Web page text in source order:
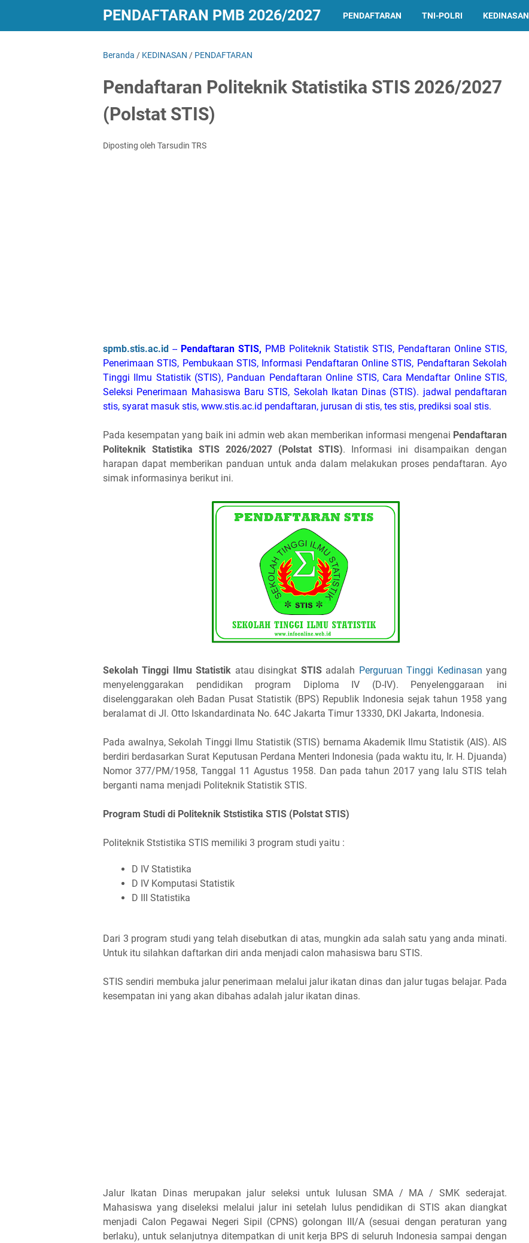
PENDAFTARAN PMB 2026/2027 PENDAFTARAN TNI-POLRI KEDINASAN
Beranda / KEDINASAN / PENDAFTARAN
Pendaftaran Politeknik Statistika STIS 2026/2027
(Polstat STIS)
Diposting oleh Tarsudin TRS
spmb.stis.ac.id -- Pendaftaran STIS, PMB Politeknik Statistik STIS, Pendaftaran Online STIS,
Penerimaan STIS, Pembukaan STIS, Informasi Pendaftaran Online STIS, Pendaftaran Sekolah
Tinggi Ilmu Statistik (STIS), Panduan Pendaftaran Online STIS, Cara Mendaftar Online STIS,
Seleksi Penerimaan Mahasiswa Baru STIS, Sekolah Ikatan Dinas (STIS). jadwal pendaftaran
stis, syarat masuk stis, www.stis.ac.id pendaftaran, jurusan di stis, tes stis, prediksi soal stis.
Pada kesempatan yang baik ini admin web akan memberikan informasi mengenai Pendaftaran
Politeknik Statistika STIS 2026/2027 (Polstat STIS). Informasi ini disampaikan dengan
harapan dapat memberikan panduan untuk anda dalam melakukan proses pendaftaran. Ayo
simak informasinya berikut ini.
Sekolah Tinggi Ilmu Statistik atau disingkat STISadalah Perguruan Tinggi Kedinasan yang
menyelenggarakan pendidikan program Diploma IV (D-IV). Penyelenggaraan ini
diselenggarakan oleh Badan Pusat Statistik (BPS) Republik Indonesia sejak tahun 1958 yang
beralamat di Jl. Otto Iskandardinata No. 64C Jakarta Timur 13330, DKI Jakarta, Indonesia.
Pada awalnya, Sekolah Tinggi Ilmu Statistik (STIS) bernama Akademik Ilmu Statistik (AIS). AIS
berdiri berdasarkan Surat Keputusan Perdana Menteri Indonesia (pada waktu itu, Ir. H. Djuanda)
Nomor 377/PM/1958, Tanggal 11 Agustus 1958. Dan pada tahun 2017 yang lalu STIS telah
berganti nama menjadi Politeknik Statistik STIS.
Program Studi di Politeknik Ststistika STIS (Polstat STIS)
Politeknik Ststistika STIS memiliki 3 program studi yaitu :
D IV Statistika
D IV Komputasi Statistik
D III Statistika
Dari 3 program studi yang telah disebutkan di atas, mungkin ada salah satu yang anda minati.
Untuk itu silahkan daftarkan diri anda menjadi calon mahasiswa baru STIS.
STIS sendiri membuka jalur penerimaan melalui jalur ikatan dinas dan jalur tugas belajar. Pada
kesempatan ini yang akan dibahas adalah jalur ikatan dinas.
Jalur Ikatan Dinas merupakan jalur seleksi untuk lulusan SMA / MA / SMK sederajat.
Mahasiswa yang diseleksi melalui jalur ini setelah lulus pendidikan di STIS akan diangkat
menjadi Calon Pegawai Negeri Sipil (CPNS) golongan III/A (sesuai dengan peraturan yang
berlaku), untuk selanjutnya ditempatkan di unit kerja BPS di seluruh Indonesia sampai dengan